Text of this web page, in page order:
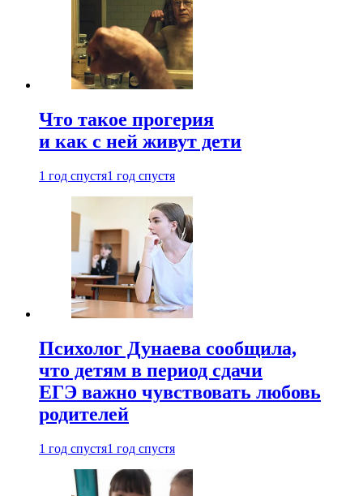
Что такое прогерия
и как с ней живут дети
1 год спустя1 год спустя
Психолог Дунаева сообщила,
что детям в период сдачи
ЕГЭ важно чувствовать любовь
родителей
1 год спустя1 год спустя